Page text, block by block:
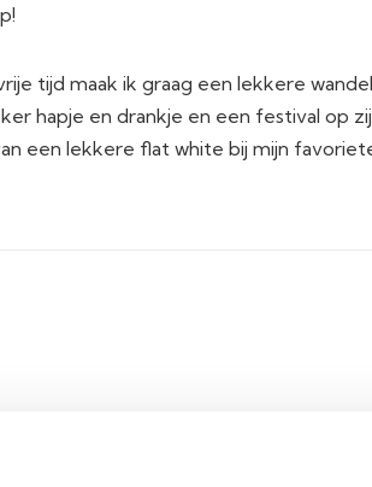
tijd maak ik graag een lekkere
hapje en drankje en een festival op
een lekkere flat white bij mijn